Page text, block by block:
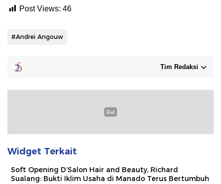
Post Views: 46
#Andrei Angouw
Tim Redaksi
Widget Terkait
Soft Opening D’Salon Hair and Beauty, Richard
Sualang: Bukti Iklim Usaha di Manado Terus Bertumbuh